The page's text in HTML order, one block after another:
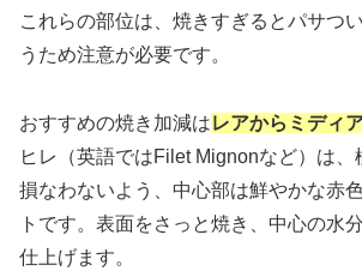
これらの部位は、焼きすぎるとパサつ
うため注意が必要です。
おすすめの焼き加減はレアからミディ
ヒレ（英語ではFilet Mignonなど）は、
損なわないよう、中心部は鮮やかな赤
トです。表面をさっと焼き、中心の水
仕上げます。